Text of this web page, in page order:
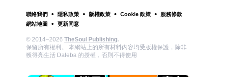
聯絡我們 隱私政策 版權政策 Cookie 政策
服務條款
網站地圖
更新同意
© 2014–2026 TheSoul Publishing.
保留所有權利。 本網站上的所有材料內容均受版權保護，除非
獲得亮生活 Daleba 的授權，否則不得使用